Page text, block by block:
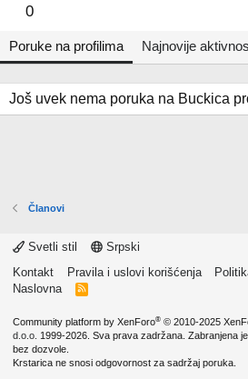
0
Poruke na profilima Najnovije
Još uvek nema poruka na Buckica
Članovi
Svetli stil
Srpski
Kontakt
Pravila i uslovi korišćenja
Naslovna
R
Community platform by XenForo® © 2010-2025
d.o.o. 1999-2026. Sva prava zadržana. Zabranjena
bez dozvole.
Krstarica ne snosi odgovornost za sadržaj poruka.